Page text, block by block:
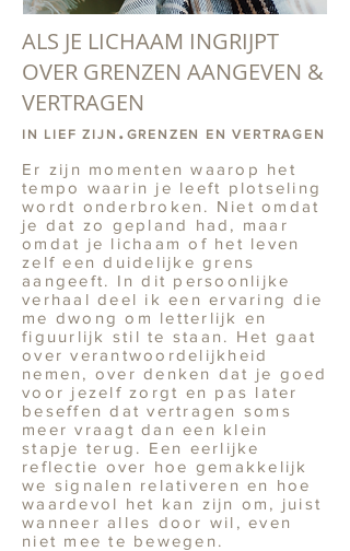
ALS JE LICHAAM INGRIJPT
OVER GRENZEN AANGEVEN &
VERTRAGEN
IN LIEF ZIJN . GRENZEN EN VERTRAGEN
Er zijn momenten waarop het
tempo waarin je leeft plotseling
wordt onderbroken. Niet omdat
je dat zo gepland had, maar
omdat je lichaam of het leven
zelf een duidelijke grens
aangeeft. In dit persoonlijke
verhaal deel ik een ervaring die
me dwong om letterlijk en
figuurlijk stil te staan. Het gaat
over verantwoordelijkheid
nemen, over denken dat je goed
voor jezelf zorgt en pas later
beseffen dat vertragen soms
meer vraagt dan een klein
stapje terug. Een eerlijke
reflectie over hoe gemakkelijk
we signalen relativeren en hoe
waardevol het kan zijn om, juist
wanneer alles door wil, even
niet mee te bewegen.